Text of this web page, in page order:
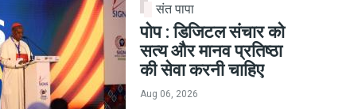
संत पापा
पोप : डिजिटल संचार को
सत्य और मानव प्रतिष्ठा
की सेवा करनी चाहिए
Aug 06, 2026